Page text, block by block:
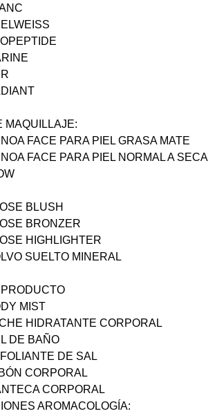
MAQUILLAJE:
FACE PARA PIEL GRASA MATE
FACE PARA PIEL NORMAL A SECA
BLUSH
BRONZER
HIGHLIGHTER
SUELTO MINERAL
MIST
HIDRATANTE CORPORAL
DE BAÑO
DE SAL
CORPORAL
CORPORAL
AROMACOLOGÍA: